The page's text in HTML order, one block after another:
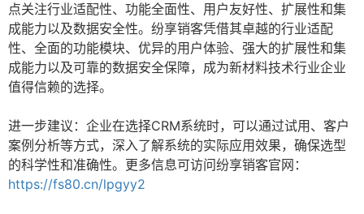
点关注行业适配性、功能全面性、用户友好性、扩展性和集
成能力以及数据安全性。纷享销客凭借其卓越的行业适配
性、全面的功能模块、优异的用户体验、强大的扩展性和集
成能力以及可靠的数据安全保障，成为新材料技术行业企业
值得信赖的选择。
进一步建议：企业在选择CRM系统时，可以通过试用、客户
案例分析等方式，深入了解系统的实际应用效果，确保选型
的科学性和准确性。更多信息可访问纷享销客官网：
https://fs80.cn/lpgyy2